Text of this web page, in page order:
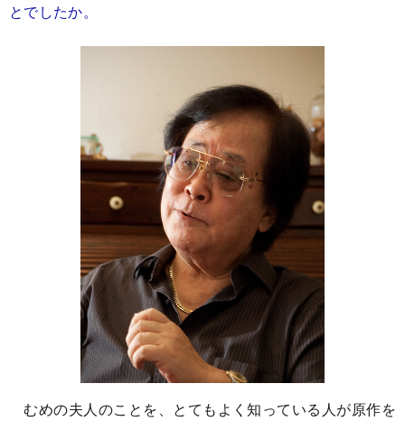
とでしたか。
むめの夫人のことを、とてもよく知っている人が原作を